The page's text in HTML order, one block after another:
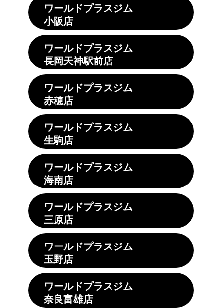
ワールドプラスジム
小阪店
ワールドプラスジム
長岡天神駅前店
ワールドプラスジム
赤穂店
ワールドプラスジム
生駒店
ワールドプラスジム
海南店
ワールドプラスジム
三原店
ワールドプラスジム
玉野店
ワールドプラスジム
奈良富雄店